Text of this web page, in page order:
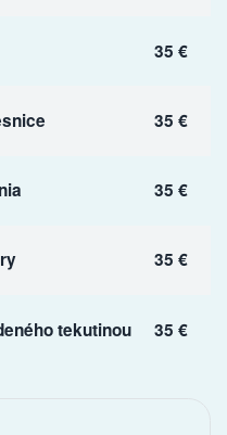
35 €
35 €
35 €
35 €
tekutinou 35 €